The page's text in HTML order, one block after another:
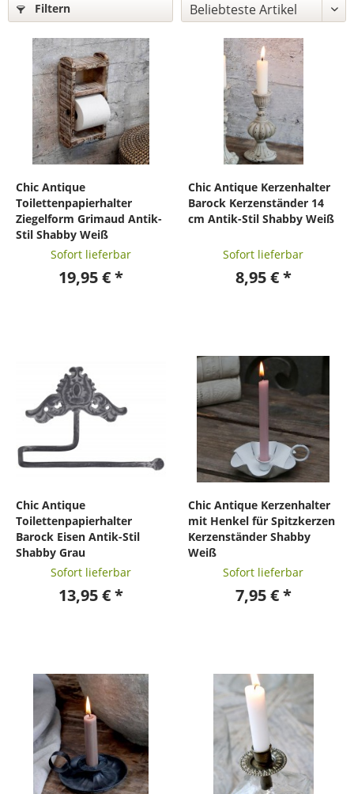
Filtern
Chic Antique
Toilettenpapierhalter
Ziegelform Grimaud Antik-
Stil Shabby Weiß
Sofort lieferbar
19,95 € *
Chic Antique Kerzenhalter
Barock Kerzenständer 14
cm Antik-Stil Shabby Weiß
Sofort lieferbar
8,95 € *
Chic Antique
Toilettenpapierhalter
Barock Eisen Antik-Stil
Shabby Grau
Sofort lieferbar
13,95 € *
Chic Antique Kerzenhalter
mit Henkel für Spitzkerzen
Kerzenständer Shabby
Weiß
Sofort lieferbar
7,95 € *